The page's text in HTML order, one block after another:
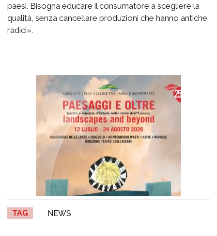
paesi. Bisogna educare il consumatore a scegliere la
qualità, senza cancellare produzioni che hanno antiche
radici».
TAG NEWS